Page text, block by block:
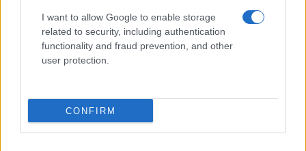
I want to allow Google to enable storage
related to security, including authentication
functionality and fraud prevention, and other
user protection.
CONFIRM
I nostri cari
I nostri cari